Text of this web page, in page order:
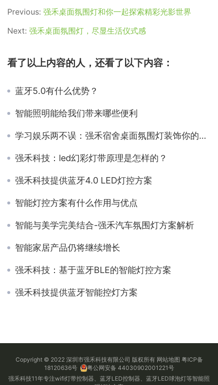
Previous: 强禾桌面氛围灯和你一起探索精彩光影世界
Next: 强禾桌面氛围灯，尽显生活仪式感
看了以上内容的人，还看了以下内容：
蓝牙5.0有什么优势？
智能照明能给我们带来哪些便利
学习娱乐两不误：强禾宿舍桌面氛围灯装饰你的学习桌
强禾科技：led幻彩灯带原理是怎样的？
强禾科技提供蓝牙4.0 LED灯控方案
智能灯控方案有什么作用与优点
智能与美学完美结合-强禾汽车氛围灯方案解析
智能家居产品仍将继续增长
强禾科技：基于蓝牙BLE的智能灯控方案
强禾科技提供蓝牙智能控灯方案
Copyright © 2022 深圳市强禾科技有限公司 版权所有 网站地图 粤ICP备
18120636号
粤公网安备 44030902001221号
强禾科技11年专注wifi灯带控制器、蓝牙LED控制器、蓝牙LED球泡灯等智能照